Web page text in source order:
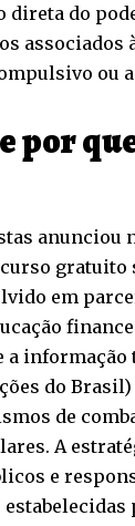
do
associados
ou
por
anunciou
gratuito
em
do Brasil)
de
A
e